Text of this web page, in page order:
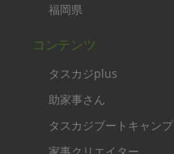
福岡県
コンテンツ
タスカジplus
助家事さん
タスカジブートキャンプ